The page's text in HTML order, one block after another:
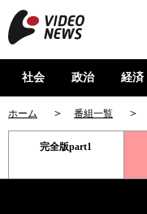
社会 政治 経済
ホーム 番組一覧
完全版part1